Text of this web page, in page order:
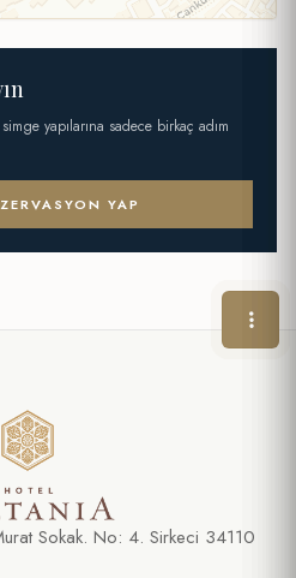
yapılarına sadece birkaç adım
YAP
Sokak. No: 4. Sirkeci 34110